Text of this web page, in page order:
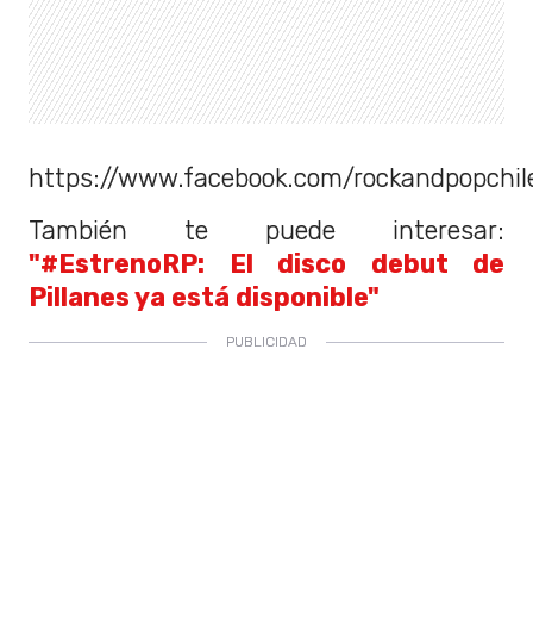
https://www.facebook.com/
También te puede interesar:
"#EstrenoRP: El disco debut de
Pillanes ya está disponible"